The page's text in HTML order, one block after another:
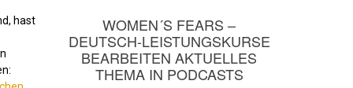
hast
WOMEN´S FEARS –
DEUTSCH-LEISTUNGSKURSE
BEARBEITEN AKTUELLES
THEMA IN PODCASTS